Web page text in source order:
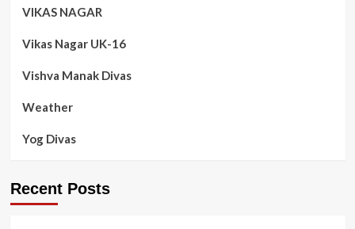
VIKAS NAGAR
Vikas Nagar UK-16
Vishva Manak Divas
Weather
Yog Divas
Recent Posts